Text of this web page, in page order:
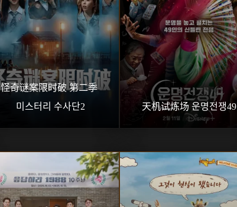
怪奇谜案限时破 第二季
미스터리 수사단2
天机试炼场 운명전쟁49